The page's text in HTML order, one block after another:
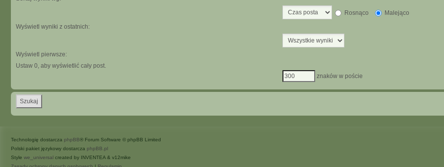
Rosnąco
Malejąco
Wyświetl wyniki z ostatnich:
Wyświetl pierwsze:
Ustaw 0, aby wyświetlić cały post.
znaków w poście
Technologię dostarcza phpBB® Forum Software © phpBB Limited
Polski pakiet językowy dostarcza phpBB.pl
Style we_universal created by INVENTEA & v12mike